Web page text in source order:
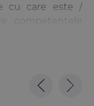
cu care este /
competentele
imbogatirea
plus o serie de